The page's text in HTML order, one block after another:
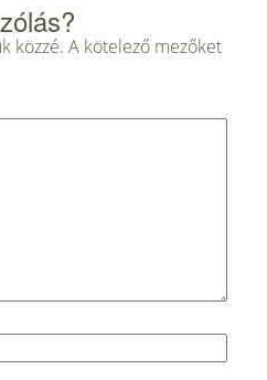
közzé. A kötelező mezőket